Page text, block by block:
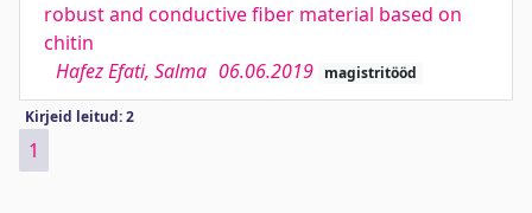
robust and conductive fiber material based on
chitin
Hafez Efati, Salma 06.06.2019 magistritööd
Kirjeid leitud: 2
1